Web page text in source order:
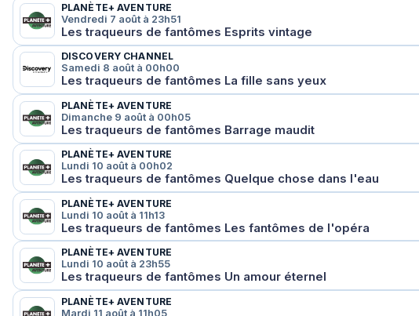
PLANÈTE+ AVENTURE
Vendredi 7 août à 23h51
Les traqueurs de fantômes Esprits vintage
DISCOVERY CHANNEL
Samedi 8 août à 00h00
Les traqueurs de fantômes La fille sans yeux
PLANÈTE+ AVENTURE
Dimanche 9 août à 00h05
Les traqueurs de fantômes Barrage maudit
PLANÈTE+ AVENTURE
Lundi 10 août à 00h02
Les traqueurs de fantômes Quelque chose dans l'eau
PLANÈTE+ AVENTURE
Lundi 10 août à 11h13
Les traqueurs de fantômes Les fantômes de l'opéra
PLANÈTE+ AVENTURE
Lundi 10 août à 23h55
Les traqueurs de fantômes Un amour éternel
PLANÈTE+ AVENTURE
Mardi 11 août à 11h05